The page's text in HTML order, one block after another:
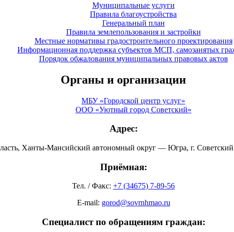
Муниципальные услуги
Правила благоустройства
Генеральный план
Правила землепользования и застройки
Местные нормативы градостроительного проектирования
Информационная поддержка субъектов МСП, самозанятых
Порядок обжалования муниципальных правовых актов
Органы и организации
МБУ «Городской центр услуг»
ООО «Уютный город Советский»
Адрес:
Ханты-Мансийский автономный округ — Югра, г.
Приёмная:
Тел. / Факс: +7 (34675) 7-89-56
E-mail: gorod@sovrnhmao.ru
Специалист по обращениям граждан: